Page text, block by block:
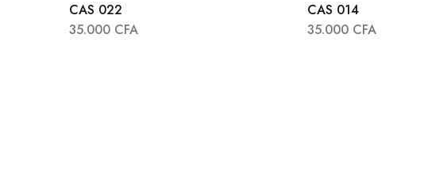
CAS 022
35.000 CFA
CAS 014
35.000 CFA